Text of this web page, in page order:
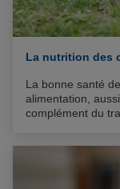
La nutrition des
La bonne santé
alimentation,
complément du